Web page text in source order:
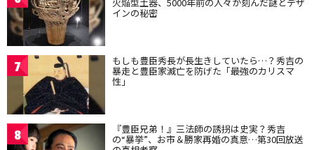
火焔型土器、5000年前の人々が刻んだ謎とデザ
インの秘密
7 もしも豊臣秀長が長生きしていたら…？秀吉の
暴走と豊臣家滅亡を防げた「最強のカリスマ
性」
8 『豊臣兄弟！』三法師の誘拐は史実？秀吉
の“暴挙”、お市＆勝家再婚の真意…第30回放送